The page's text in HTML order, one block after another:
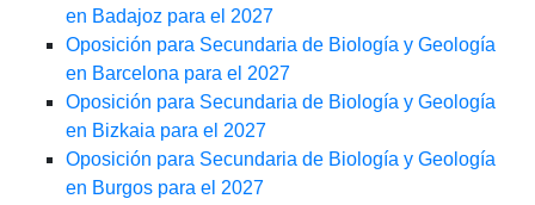
en Badajoz para el 2027
Oposición para Secundaria de Biología y Geología
en Barcelona para el 2027
Oposición para Secundaria de Biología y Geología
en Bizkaia para el 2027
Oposición para Secundaria de Biología y Geología
en Burgos para el 2027